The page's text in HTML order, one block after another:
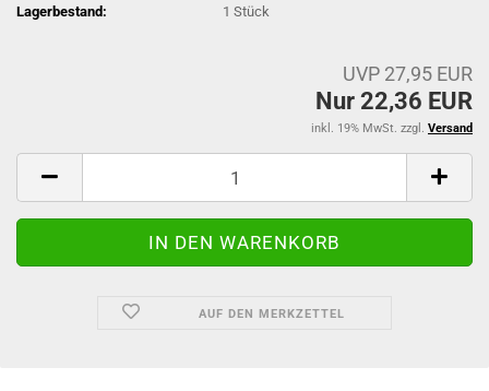
Lagerbestand:
1Stück
UVP 27,95 EUR
Nur 22,36 EUR
inkl. 19% MwSt. zzgl. Versand
AUF DEN MERKZETTEL